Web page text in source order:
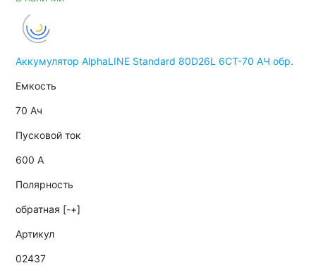
Аккумулятор AlphaLINE Standard 80D26L 6СТ-70 АЧ обр.
Емкость
70 Ач
Пусковой ток
600 А
Полярность
обратная [-+]
Артикул
02437